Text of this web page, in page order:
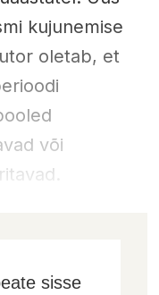
kujunemise
oletab, et
või
sisse